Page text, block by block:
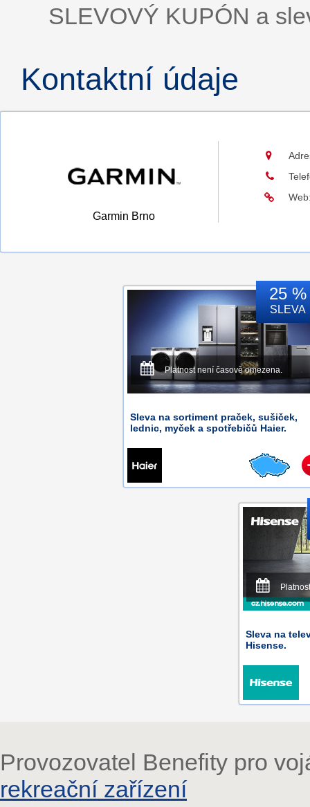
SLEVOVÝ KUPÓN a
Kontaktní údaje
Garmin Brno
25 %
SLEVA
Platnost není časově omezena.
Sleva na sortiment praček, sušiček,
lednic, myček a spotřebičů Haier.
Sleva na
Hisense.
Provozovatel Benefity pro
rekreační zařízení